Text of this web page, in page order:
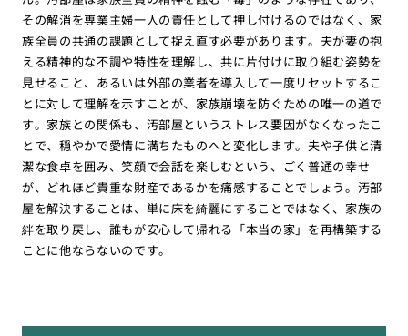
その解消を専業主婦一人の責任として押し付けるのではなく、家
族全員の共通の課題として捉え直す必要があります。夫が妻の抱
える精神的な不調や特性を理解し、共に片付けに取り組む姿勢を
見せること、あるいは外部の業者を導入して一度リセットするこ
とに対して理解を示すことが、家族崩壊を防ぐための唯一の道で
す。家族との関係も、汚部屋というストレス要因がなくなったこ
とで、穏やかで愛情に満ちたものへと変化します。夫や子供と清
潔な食卓を囲み、笑顔で会話を楽しむという、ごく普通の幸せ
が、どれほど貴重な財産であるかを痛感することでしょう。汚部
屋を解決することは、単に床を綺麗にすることではなく、家族の
絆を取り戻し、誰もが安心して帰れる「本当の家」を再構築する
ことに他ならないのです。